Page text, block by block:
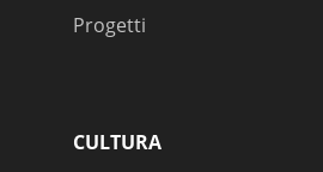
Progetti
CULTURA